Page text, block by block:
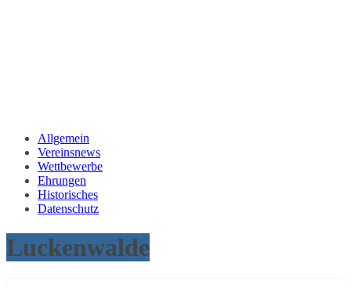
Allgemein
Vereinsnews
Wettbewerbe
Ehrungen
Historisches
Datenschutz
Luckenwalde